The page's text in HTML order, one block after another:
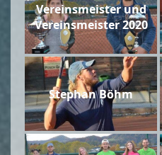
Vereinsmeister und
Vereinsmeister 2020
Stephan Böhm